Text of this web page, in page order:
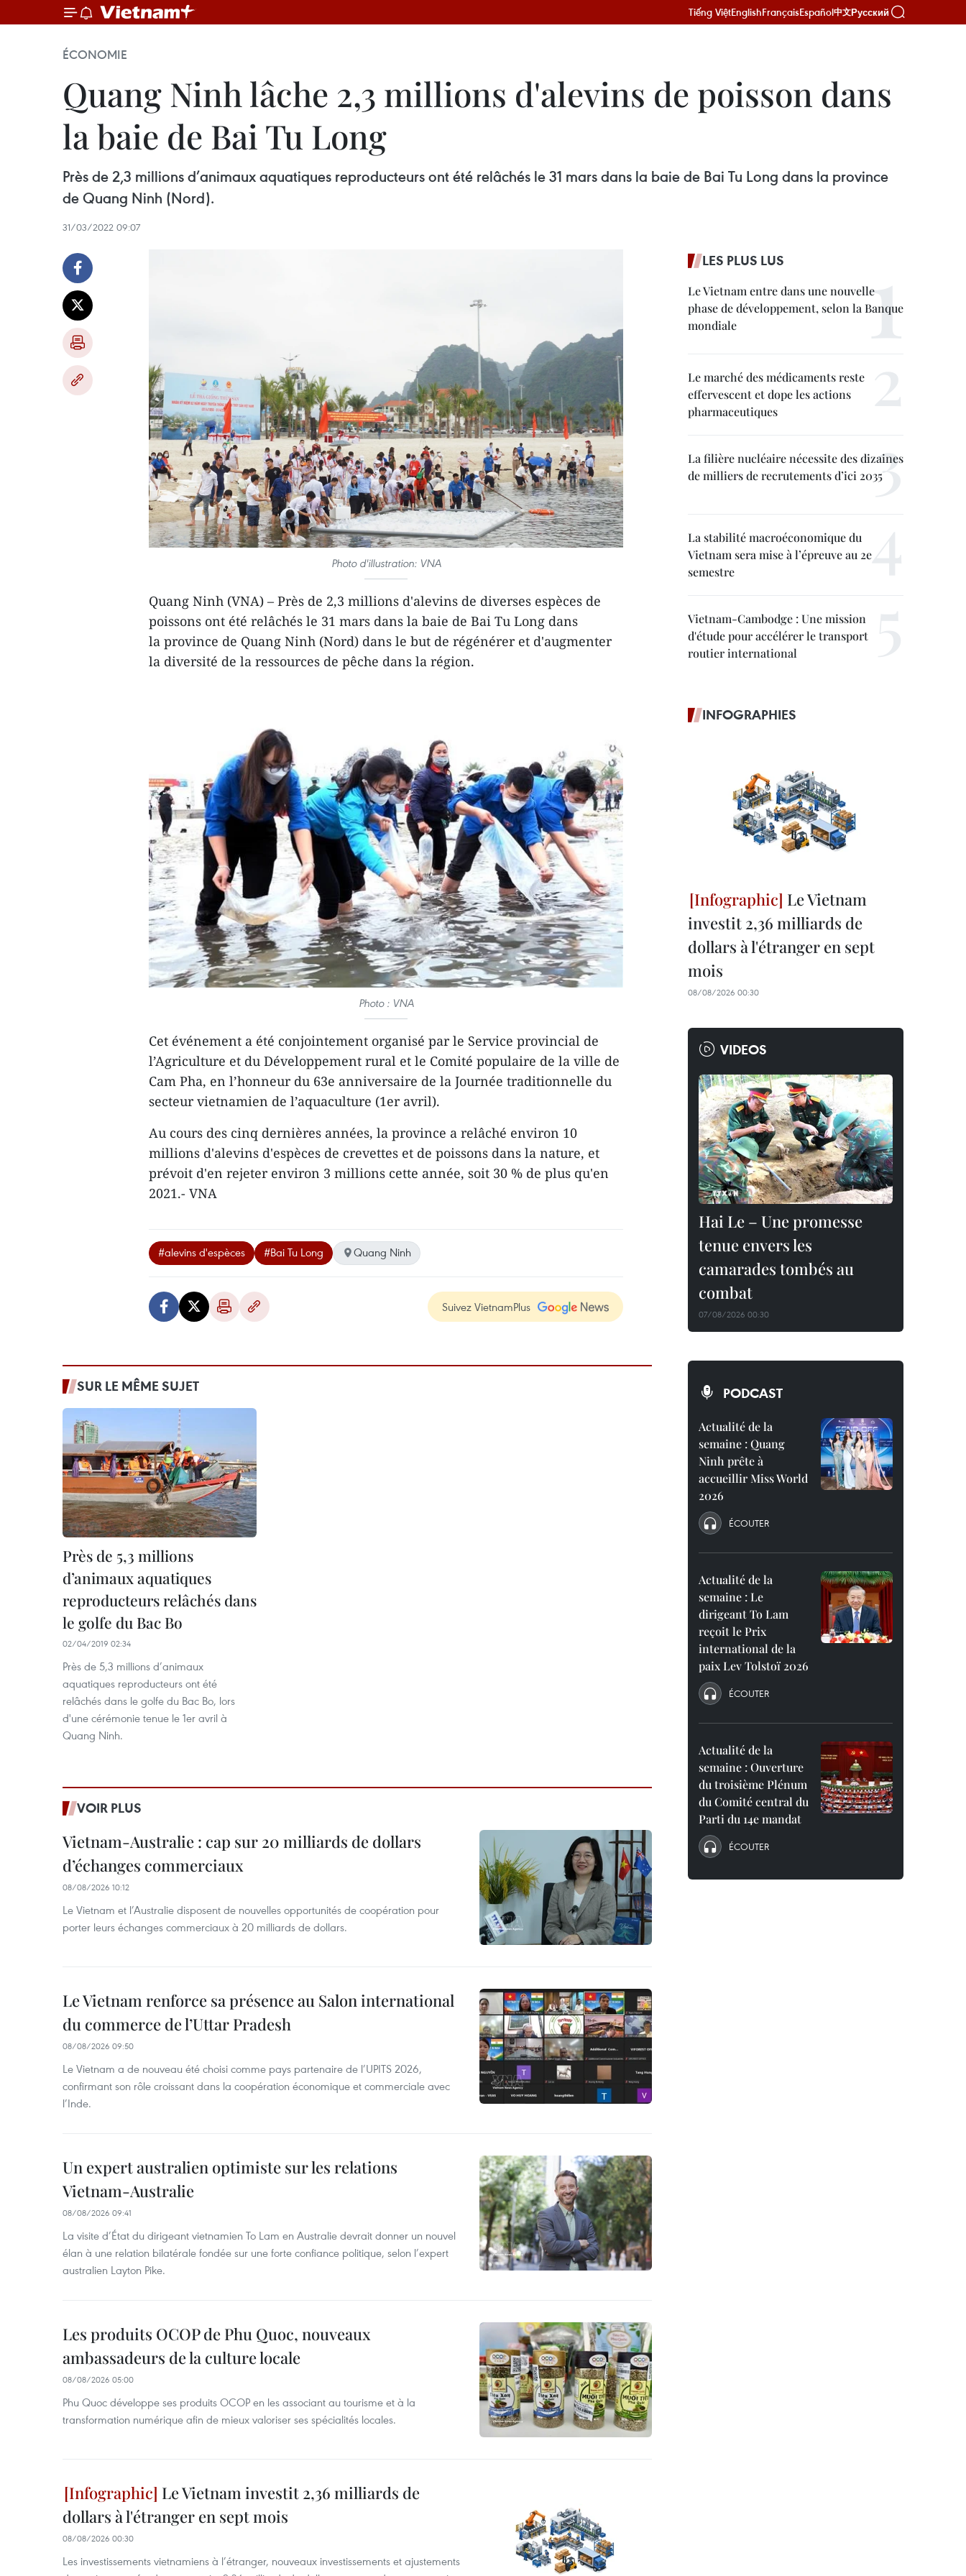
Tiếng ViệtEnglishFrançaisEspañol中文Русский
ÉCONOMIE
Quang Ninh lâche 2,3 millions d'alevins de poisson dans
la baie de Bai Tu Long
Près de 2,3 millions d’animaux aquatiques reproducteurs ont été relâchés le 31 mars dans la baie de Bai Tu Long dans la province
de Quang Ninh (Nord).
31/03/2022 09:07
Photo d'illustration: VNA
Quang Ninh (VNA) – Près de 2,3 millions d'alevins de diverses espèces de
poissons ont été relâchés le 31 mars dans la baie de Bai Tu Long dans
la province de Quang Ninh (Nord) dans le but de régénérer et d'augmenter
la diversité de la ressources de pêche dans la région.
Photo : VNA
Cet événement a été conjointement organisé par le Service provincial de
l’Agriculture et du Développement rural et le Comité populaire de la ville de
Cam Pha, en l’honneur du 63e anniversaire de la Journée traditionnelle du
secteur vietnamien de l’aquaculture (1er avril).
Au cours des cinq dernières années, la province a relâché environ 10
millions d'alevins d'espèces de crevettes et de poissons dans la nature, et
prévoit d'en rejeter environ 3 millions cette année, soit 30 % de plus qu'en
2021.- VNA
#alevins d'espèces #Bai Tu Long Quang Ninh
Suivez VietnamPlus
SUR LE MÊME SUJET
Près de 5,3 millions
d’animaux aquatiques
reproducteurs relâchés dans
le golfe du Bac Bo
02/04/2019 02:34
Près de 5,3 millions d’animaux
aquatiques reproducteurs ont été
relâchés dans le golfe du Bac Bo, lors
d'une cérémonie tenue le 1er avril à
Quang Ninh.
VOIR PLUS
Vietnam-Australie : cap sur 20 milliards de dollars
d’échanges commerciaux
08/08/2026 10:12
Le Vietnam et l’Australie disposent de nouvelles opportunités de coopération pour
porter leurs échanges commerciaux à 20 milliards de dollars.
Le Vietnam renforce sa présence au Salon international
du commerce de l’Uttar Pradesh
08/08/2026 09:50
Le Vietnam a de nouveau été choisi comme pays partenaire de l’UPITS 2026,
confirmant son rôle croissant dans la coopération économique et commerciale avec
l’Inde.
Un expert australien optimiste sur les relations
Vietnam-Australie
08/08/2026 09:41
La visite d’État du dirigeant vietnamien To Lam en Australie devrait donner un nouvel
élan à une relation bilatérale fondée sur une forte confiance politique, selon l’expert
australien Layton Pike.
Les produits OCOP de Phu Quoc, nouveaux
ambassadeurs de la culture locale
08/08/2026 05:00
Phu Quoc développe ses produits OCOP en les associant au tourisme et à la
transformation numérique afin de mieux valoriser ses spécialités locales.
Le Vietnam investit 2,36 milliards de
dollars à l'étranger en sept mois
08/08/2026 00:30
Les investissements vietnamiens à l’étranger, nouveaux investissements et ajustements
LES PLUS LUS
Le Vietnam entre dans une nouvelle
phase de développement, selon la Banque
mondiale
Le marché des médicaments reste
effervescent et dope les actions
pharmaceutiques
La filière nucléaire nécessite des dizaines
de milliers de recrutements d’ici 2035
La stabilité macroéconomique du
Vietnam sera mise à l’épreuve au 2e
semestre
Vietnam-Cambodge : Une mission
d'étude pour accélérer le transport
routier international
INFOGRAPHIES
Le Vietnam
investit 2,36 milliards de
dollars à l'étranger en sept
mois
08/08/2026 00:30
VIDEOS
Hai Le – Une promesse
tenue envers les
camarades tombés au
combat
07/08/2026 00:30
PODCAST
Actualité de la
semaine : Quang
Ninh prête à
accueillir Miss World
2026
ÉCOUTER
Actualité de la
semaine : Le
dirigeant To Lam
reçoit le Prix
international de la
paix Lev Tolstoï 2026
ÉCOUTER
Actualité de la
semaine : Ouverture
du troisième Plénum
du Comité central du
Parti du 14e mandat
ÉCOUTER